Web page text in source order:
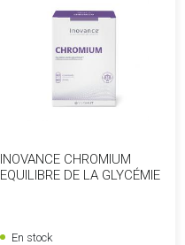
INOVANCE CHROMIUM
EQUILIBRE DE LA GLYCÉMIE
En stock